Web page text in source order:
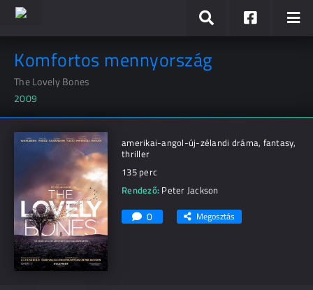
Komfortos mennyország
The Lovely Bones
2009
amerikai-angol-új-zélandi dráma, fantasy,
thriller
135 perc
Rendező: Peter Jackson
0 Megosztás